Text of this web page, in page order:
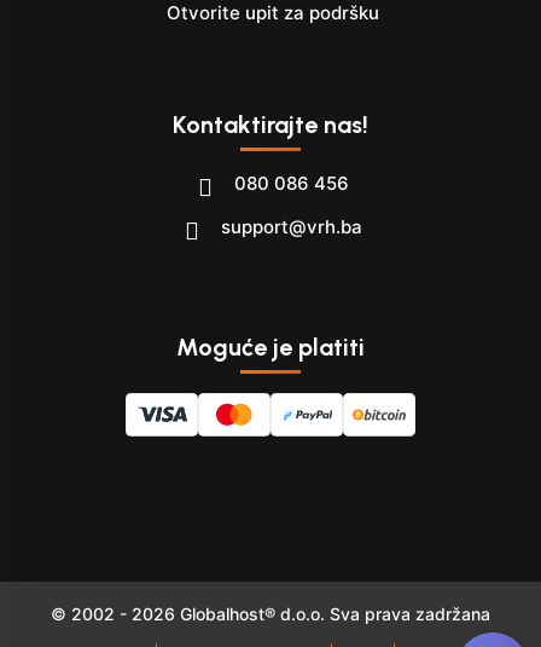
Otvorite upit za podršku
Kontaktirajte nas!
080 086 456
support@vrh.ba
Moguće je platiti
© 2002 - 2026 Globalhost® d.o.o. Sva prava zadržana